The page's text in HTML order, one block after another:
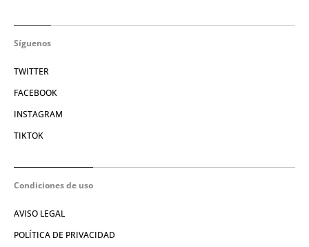
Síguenos
TWITTER
FACEBOOK
INSTAGRAM
TIKTOK
Condiciones de uso
AVISO LEGAL
POLÍTICA DE PRIVACIDAD